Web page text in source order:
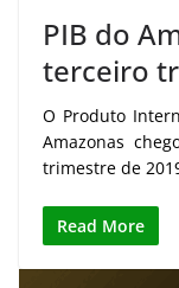
PIB do
terceiro
O Produto
Amazonas
trimestre de
Read More